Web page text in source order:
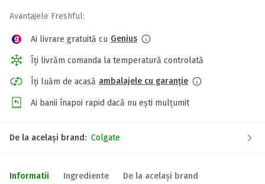
Avantajele Freshful:
Ai livrare gratuită cu Genius
Îți livrăm comanda la temperatură controlată
Îți luăm de acasă ambalajele cu garanție
Ai banii înapoi rapid dacă nu ești mulțumit
De la același brand: Colgate
Informatii Ingrediente De la același brand